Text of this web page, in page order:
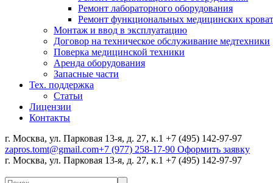
Ремонт лабораторного оборудования
Ремонт функциональных медицинских
Монтаж и ввод в эксплуатацию
Договор на техническое обслуживание медтехники
Поверка медицинской техники
Аренда оборудования
Запасные части
Тех. поддержка
Статьи
Лицензии
Контакты
г. Москва, ул. Парковая 13-я, д. 27, к.1 +7 (495) 142-97-97
zapros.tomt@gmail.com+7 (977) 258-17-90 Оформить заявку
г. Москва, ул. Парковая 13-я, д. 27, к.1 +7 (495) 142-97-97